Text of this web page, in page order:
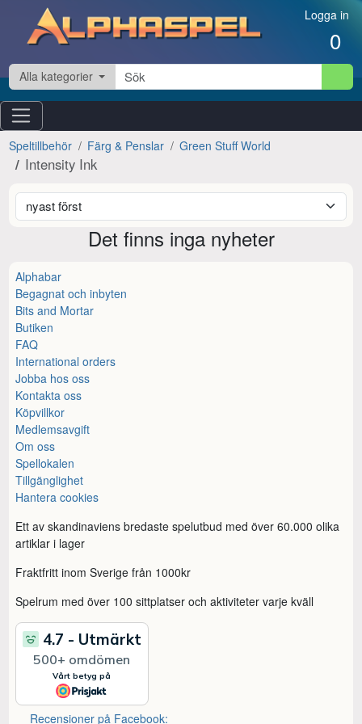
Hoppa till innehåll Logga in
0
Alla kategorier
Speltillbehör Färg & Penslar Green Stuff World
Intensity Ink
Det finns inga nyheter
Alphabar
Begagnat och inbyten
Bits and Mortar
Butiken
FAQ
International orders
Jobba hos oss
Kontakta oss
Köpvillkor
Medlemsavgift
Om oss
Spellokalen
Tillgänglighet
Hantera cookies
Ett av skandinaviens bredaste spelutbud med över 60.000 olika
artiklar i lager
Fraktfritt inom Sverige från 1000kr
Spelrum med över 100 sittplatser och aktiviteter varje kväll
Recensioner på Facebook: